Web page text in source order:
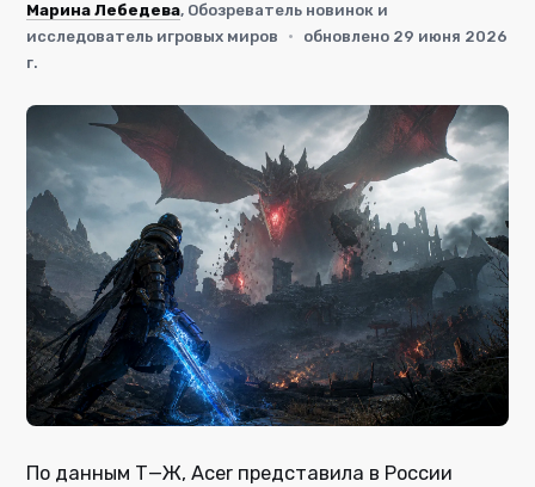
Марина Лебедева, Обозреватель новинок и
исследователь игровых миров
·
обновлено 29 июня 2026
г.
По данным Т—Ж, Acer представила в России